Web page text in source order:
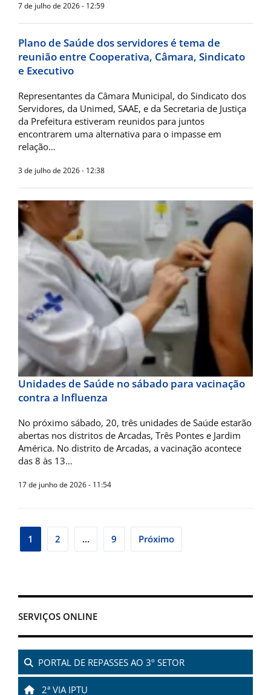
SERVIÇOS ONLINE
PORTAL DE REPASSES AO 3º SETOR
2ª VIA IPTU
7 de julho de 2026 - 12:59
Plano de Saúde dos servidores é tema de
reunião entre Cooperativa, Câmara, Sindicato
e Executivo
Representantes da Câmara Municipal, do Sindicato dos
Servidores, da Unimed, SAAE, e da Secretaria de Justiça
da Prefeitura estiveram reunidos para juntos
encontrarem uma alternativa para o impasse em
relação…
3 de julho de 2026 - 12:38
Unidades de Saúde no sábado para vacinação
contra a Influenza
No próximo sábado, 20, três unidades de Saúde estarão
abertas nos distritos de Arcadas, Três Pontes e Jardim
América. No distrito de Arcadas, a vacinação acontece
das 8 às 13…
17 de junho de 2026 - 11:54
Navegação
1 2 … 9 Próximo